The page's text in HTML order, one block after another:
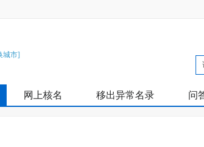
城市]
网上核名 移出异常名录 问